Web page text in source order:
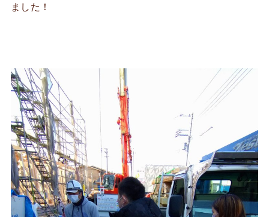
ました！